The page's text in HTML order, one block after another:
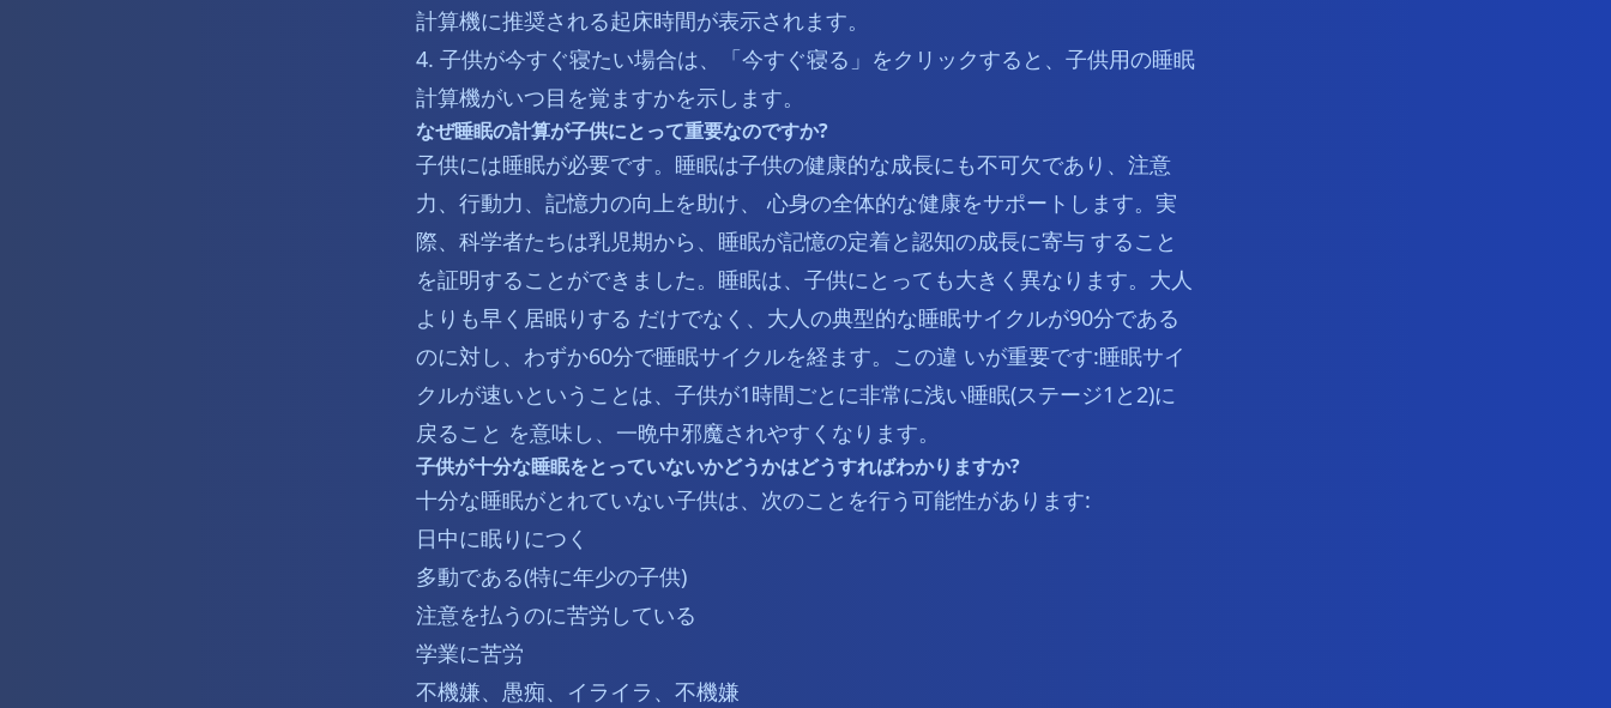
計算機に推奨される起床時間が表示されます。
4. 子供が今すぐ寝たい場合は、「今すぐ寝る」をクリックすると、子供用の睡眠
計算機がいつ目を覚ますかを示します。
なぜ睡眠の計算が子供にとって重要なのですか?
子供には睡眠が必要です。睡眠は子供の健康的な成長にも不可欠であり、注意
力、行動力、記憶力の向上を助け、 心身の全体的な健康をサポートします。実
際、科学者たちは乳児期から、睡眠が記憶の定着と認知の成長に寄与 すること
を証明することができました。睡眠は、子供にとっても大きく異なります。大人
よりも早く居眠りする だけでなく、大人の典型的な睡眠サイクルが90分である
のに対し、わずか60分で睡眠サイクルを経ます。この違 いが重要です:睡眠サイ
クルが速いということは、子供が1時間ごとに非常に浅い睡眠(ステージ1と2)に
戻ること を意味し、一晩中邪魔されやすくなります。
子供が十分な睡眠をとっていないかどうかはどうすればわかりますか?
十分な睡眠がとれていない子供は、次のことを行う可能性があります:
日中に眠りにつく
多動である(特に年少の子供)
注意を払うのに苦労している
学業に苦労
不機嫌、愚痴、イライラ、不機嫌